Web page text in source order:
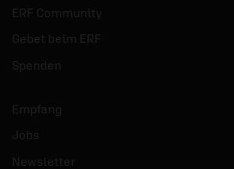
ERF Community
Gebet beim ERF
Spenden
Empfang
Jobs
Newsletter